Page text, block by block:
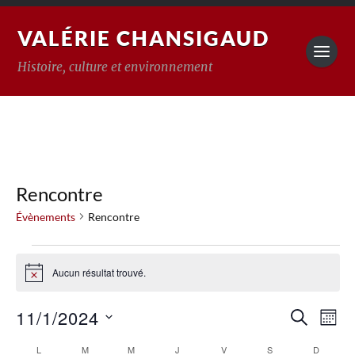
VALÉRIE CHANSIGAUD
Histoire, culture et environnement
Rencontre
Évènements Rencontre
Notice Aucun résultat trouvé.
MOIS
11/1/2024
L M M J V S D